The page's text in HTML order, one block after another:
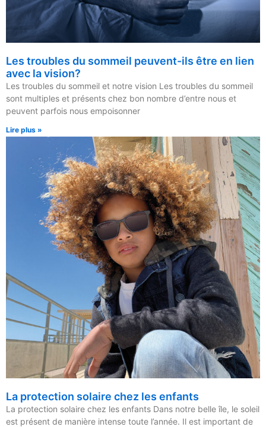
Les troubles du sommeil peuvent-ils être en lien
avec la vision?
Les troubles du sommeil et notre vision Les troubles du sommeil
sont multiples et présents chez bon nombre d’entre nous et
peuvent parfois nous empoisonner
Lire plus »
La protection solaire chez les enfants
La protection solaire chez les enfants Dans notre belle île, le soleil
est présent de manière intense toute l’année. Il est important de